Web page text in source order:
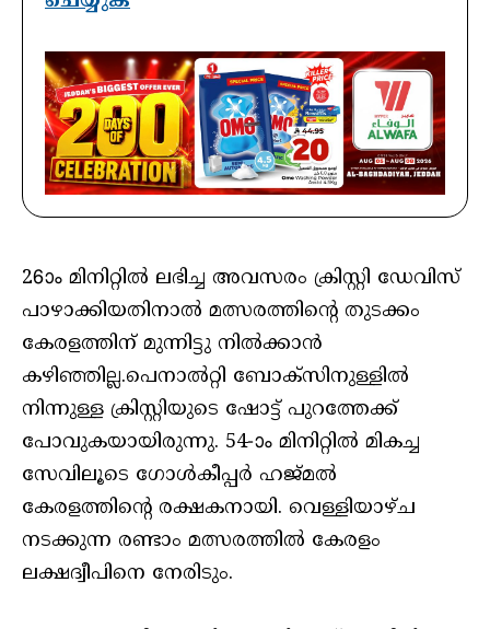
26ാം മിനിറ്റില്‍ ലഭിച്ച അവസരം ക്രിസ്റ്റി ഡേവിസ്
പാഴാക്കിയതിനാല്‍ മത്സരത്തിന്റെ തുടക്കം
കേരളത്തിന് മുന്നിട്ടു നില്‍ക്കാന്‍
കഴിഞ്ഞില്ല.പെനാല്‍റ്റി ബോക്‌സിനുള്ളില്‍
നിന്നുള്ള ക്രിസ്റ്റിയുടെ ഷോട്ട് പുറത്തേക്ക്
പോവുകയായിരുന്നു. 54-ാം മിനിറ്റില്‍ മികച്ച
സേവിലൂടെ ഗോള്‍കീപ്പര്‍ ഹജ്മല്‍
കേരളത്തിന്റെ രക്ഷകനായി. വെള്ളിയാഴ്ച
നടക്കുന്ന രണ്ടാം മത്സരത്തില്‍ കേരളം
ലക്ഷദ്വീപിനെ നേരിടും.